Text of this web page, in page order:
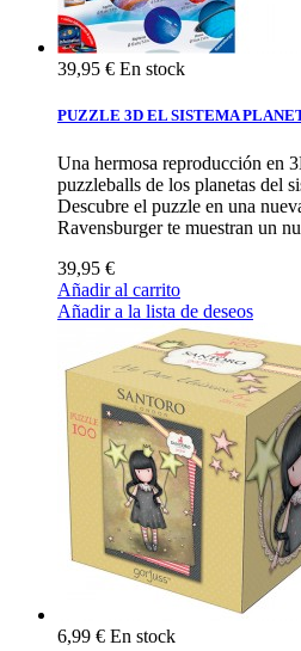
39,95 € En stock
PUZZLE 3D EL SISTEMA
Una hermosa reproducción en
puzzleballs de los planetas del
Descubre el puzzle en una
Ravensburger te muestran un
39,95 €
Añadir al carrito
Añadir a la lista de deseos
6,99 € En stock